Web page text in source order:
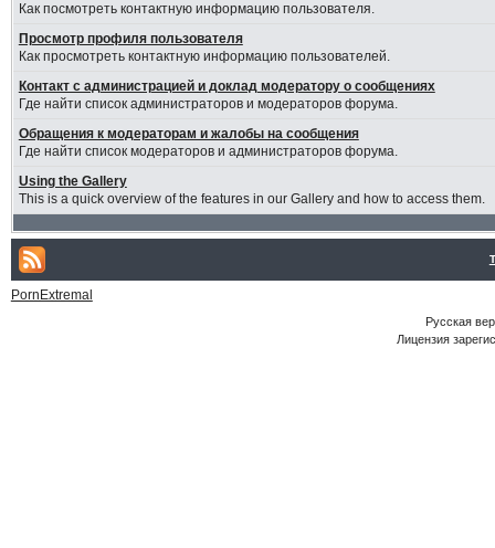
Как посмотреть контактную информацию пользователя.
Просмотр профиля пользователя
Как просмотреть контактную информацию пользователей.
Контакт с администрацией и доклад модератору о сообщениях
Где найти список администраторов и модераторов форума.
Обращения к модераторам и жалобы на сообщения
Где найти список модераторов и администраторов форума.
Using the Gallery
This is a quick overview of the features in our Gallery and how to access them.
PornExtremal
Русская
Лицензия